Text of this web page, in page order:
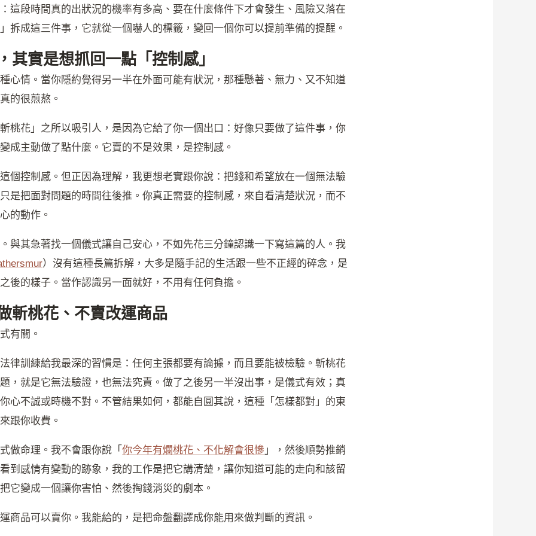
這段時間真的出狀況的機率有多高、要在什麼條件下才會發生、風險又落在
拆成這三件事，它就從一個嚇人的標籤，變回一個你可以提前準備的提醒。
其實是想抓回一點「控制感」
心情。當你隱約覺得另一半在外面可能有狀況，那種懸著、無力、又不知道
的很煎熬。
桃花」之所以吸引人，是因為它給了你一個出口：好像只要做了這件事，你
成主動做了點什麼。它賣的不是效果，是控制感。
個控制感。但正因為理解，我更想老實跟你說：把錢和希望放在一個無法驗
是把面對問題的時間往後推。你真正需要的控制感，來自看清楚狀況，而不
的動作。
與其急著找一個儀式讓自己安心，不如先花三分鐘認識一下寫這篇的人。我
）沒有這種長篇拆解，大多是隨手記的生活跟一些不正經的碎念，是
後的樣子。當作認識另一面就好，不用有任何負擔。
斬桃花、不賣改運商品
有關。
律訓練給我最深的習慣是：任何主張都要有論據，而且要能被檢驗。斬桃花
，就是它無法驗證，也無法究責。做了之後另一半沒出事，是儀式有效；真
心不誠或時機不對。不管結果如何，都能自圓其說，這種「怎樣都對」的東
跟你收費。
做命理。我不會跟你說「 你今年有爛桃花、不化解會很慘 」，然後順勢推銷
到感情有變動的跡象，我的工作是把它講清楚，讓你知道可能的走向和該留
它變成一個讓你害怕、然後掏錢消災的劇本。
商品可以賣你。我能給的，是把命盤翻譯成你能用來做判斷的資訊。